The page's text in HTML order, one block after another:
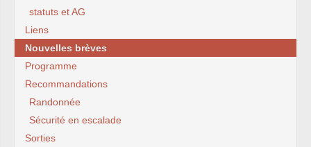
statuts et AG
Liens
Nouvelles brèves
Programme
Recommandations
Randonnée
Sécurité en escalade
Sorties